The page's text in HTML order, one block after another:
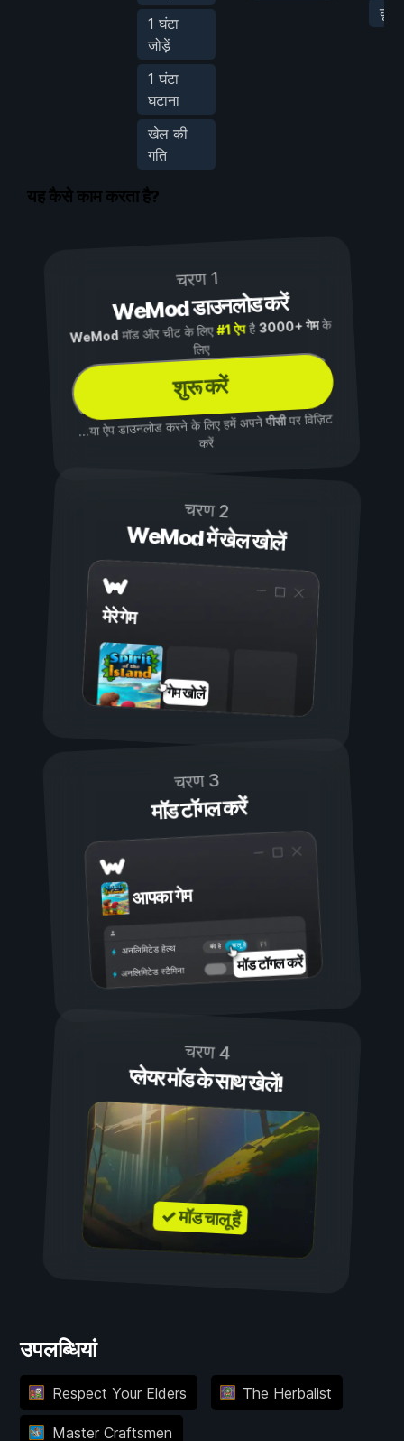
1 घंटा
जोड़ें
1 घंटा
घटाना
खेल की
गति
कूद
यह कैसे काम करता है?
चरण 1
WeMod डाउनलोड करें
WeMod मॉड और चीट के लिए#1 ऐपहै3000+ गेमके
लिए
शुरू करें
...या ऐप डाउनलोड करने के लिए हमें अपनेपीसीपर विज़िट
करें
चरण 2
WeMod में खेल खोलें
मेरे गेम
गेम खोलें
चरण 3
मॉड टॉगल करें
आपका गेम
चालू है
बंद है
अनलिमिटेड हेल्थ
अनलिमिटेड स्टैमिना मॉड टॉगल करें
चरण 4
प्लेयर मॉड के साथ खेलें!
✓ मॉड चालू हैं
उपलब्धियां
Respect Your Elders The Herbalist
Master Craftsmen